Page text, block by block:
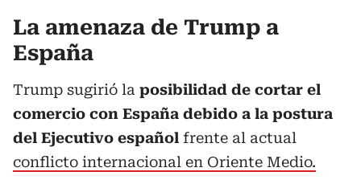
La amenaza de Trump a
España
Trump sugirió la posibilidad de cortar el
comercio con España debido a la postura
del Ejecutivo español frente al actual
conflicto internacional en Oriente Medio.